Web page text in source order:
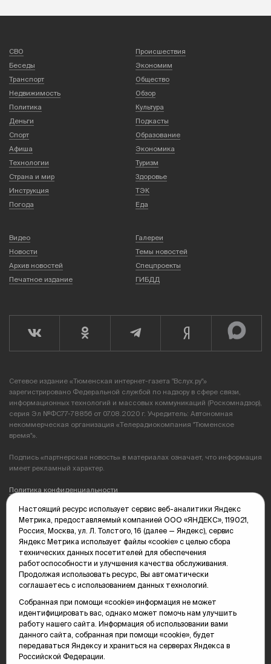
СВО
Происшествия
Беседы
Экономим
Транспорт
Общество
Недвижимость
Обзор
Политика
Культура
Деньги
Подкасты
Спорт
Образование
Афиша
Экономика
Технологии
Туризм
Страна и мир
Здоровье
Инструкция
ТЭК
Погода
Еда
Видео
Галереи
Новости
Темы новостей
Архив новостей
Спецпроекты
Печатное издание
ГИБДД
Сетевое издание «Тюменская интернет-газета "Вслух.ру"»
зарегистрировано Федеральной службой по надзору в сфере связи,
информационных технологий и массовых коммуникаций (Роскомнадзор),
серия Эл №ФС77-78856 от 07.08.2020 г. Учредитель: Автономная
некоммерческая организация «Телерадиокомпания "Тюменское
время"».
Подпись «партнерская новость» в материалах означает, что информация
имеет рекламный характер.
Политика конфиденциальности
Редакция: 625035, Тюмень, пр. Геологоразведчиков, 28А
(3452) 68-89-05
edit@vsluh.ru
Главный редактор: Панкина Т.Ю.
kika@vsluh.ru
По вопросам рекламы:
(3452) 68-89-78
kotovaev@sibinformburo.ru
mim@vsluh.ru
Настоящий ресурс использует сервис веб-аналитики Яндекс
Метрика, предоставляемый компанией ООО «ЯНДЕКС», 119021,
Россия, Москва, ул. Л. Толстого, 16 (далее — Яндекс), сервис
Яндекс Метрика использует файлы «cookie» с целью сбора
технических данных посетителей для обеспечения
работоспособности и улучшения качества обслуживания.
Продолжая использовать ресурс, Вы автоматически
соглашаетесь с использованием данных технологий.
Собранная при помощи «cookie» информация не может
идентифицировать вас, однако может помочь нам улучшить
работу нашего сайта. Информация об использовании вами
данного сайта, собранная при помощи «cookie», будет
передаваться Яндексу и храниться на серверах Яндекса в
Российской Федерации.